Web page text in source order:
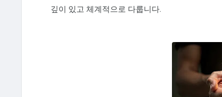
깊이 있고 체계적으로 다룹니다.